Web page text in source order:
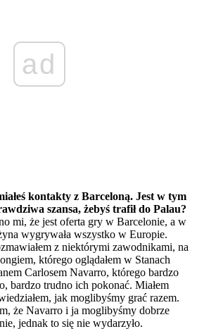
ad
kontakty z Barceloną. Jest w tym
szansa, żebyś trafił do Palau?
mi, że jest oferta gry w Barcelonie, a w
wygrywała wszystko w Europie.
z niektórymi zawodnikami, na
którego oglądałem w Stanach
Carlosem Navarro, którego bardzo
bardzo trudno ich pokonać. Miałem
jak moglibyśmy grać razem.
że Navarro i ja moglibyśmy dobrze
jednak to się nie wydarzyło.